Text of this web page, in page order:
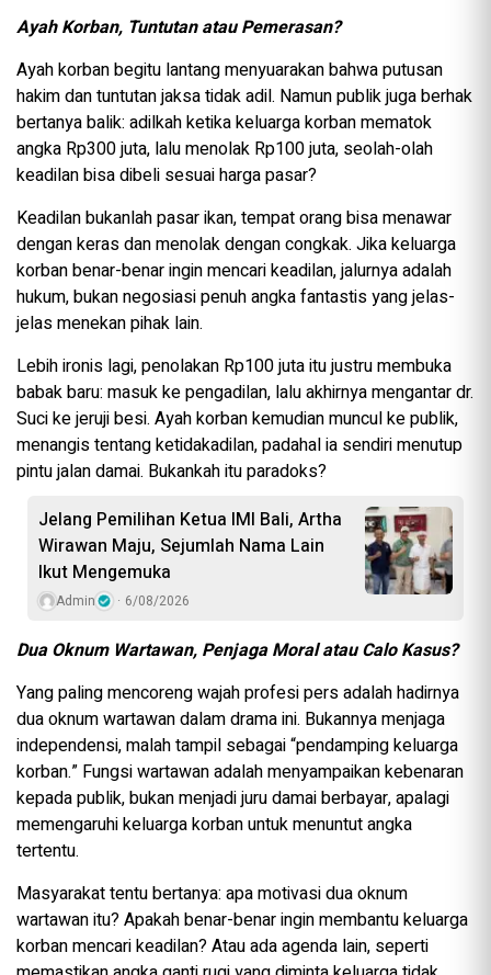
Ayah Korban, Tuntutan atau Pemerasan?
Ayah korban begitu lantang menyuarakan bahwa putusan
hakim dan tuntutan jaksa tidak adil. Namun publik juga berhak
bertanya balik: adilkah ketika keluarga korban mematok
angka Rp300 juta, lalu menolak Rp100 juta, seolah-olah
keadilan bisa dibeli sesuai harga pasar?
Keadilan bukanlah pasar ikan, tempat orang bisa menawar
dengan keras dan menolak dengan congkak. Jika keluarga
korban benar-benar ingin mencari keadilan, jalurnya adalah
hukum, bukan negosiasi penuh angka fantastis yang jelas-
jelas menekan pihak lain.
Lebih ironis lagi, penolakan Rp100 juta itu justru membuka
babak baru: masuk ke pengadilan, lalu akhirnya mengantar dr.
Suci ke jeruji besi. Ayah korban kemudian muncul ke publik,
menangis tentang ketidakadilan, padahal ia sendiri menutup
pintu jalan damai. Bukankah itu paradoks?
Jelang Pemilihan Ketua IMI Bali, Artha
Wirawan Maju, Sejumlah Nama Lain
Ikut Mengemuka
Admin 6/08/2026
Dua Oknum Wartawan, Penjaga Moral atau Calo Kasus?
Yang paling mencoreng wajah profesi pers adalah hadirnya
dua oknum wartawan dalam drama ini. Bukannya menjaga
independensi, malah tampil sebagai “pendamping keluarga
korban.” Fungsi wartawan adalah menyampaikan kebenaran
kepada publik, bukan menjadi juru damai berbayar, apalagi
memengaruhi keluarga korban untuk menuntut angka
tertentu.
Masyarakat tentu bertanya: apa motivasi dua oknum
wartawan itu? Apakah benar-benar ingin membantu keluarga
korban mencari keadilan? Atau ada agenda lain, seperti